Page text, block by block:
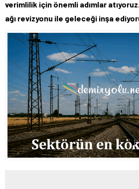
verimlilik için önemli adımlar
ağı revizyonu ile geleceği inşa